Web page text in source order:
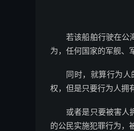
若该船舶行驶在公
为，任何国家的军舰、
同时，就算行为
权，但是只要行为人拥
或者是只要被害人
的公民实施犯罪行为，